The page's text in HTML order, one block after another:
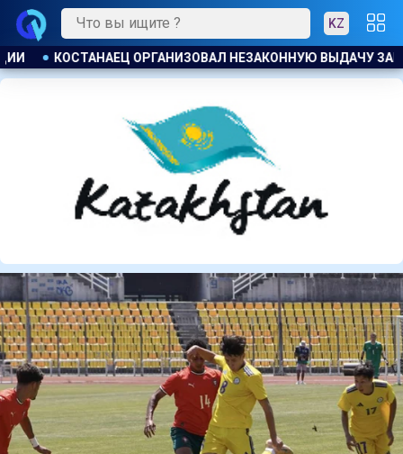
KZ
ЗАЙМОВ ПОД 120 % ГОДОВЫХ К ЧЕМУ ПРИДЁТ СУД?